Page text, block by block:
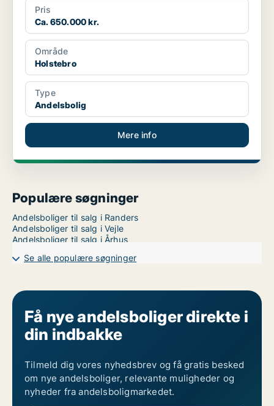
Pris
Ca. 650.000 kr.
Område
Holstebro
Type
Andelsbolig
Mere info
Populære søgninger
Andelsboliger til salg i Randers
Andelsboliger til salg i Vejle
Andelsboliger til salg i Århus
Se alle populære søgninger
Få nye andelsboliger direkte i
din indbakke
Tilmeld dig vores nyhedsbrev og få gratis besked
om nye andelsboliger, relevante muligheder og
nyheder fra andelsboligmarkedet.